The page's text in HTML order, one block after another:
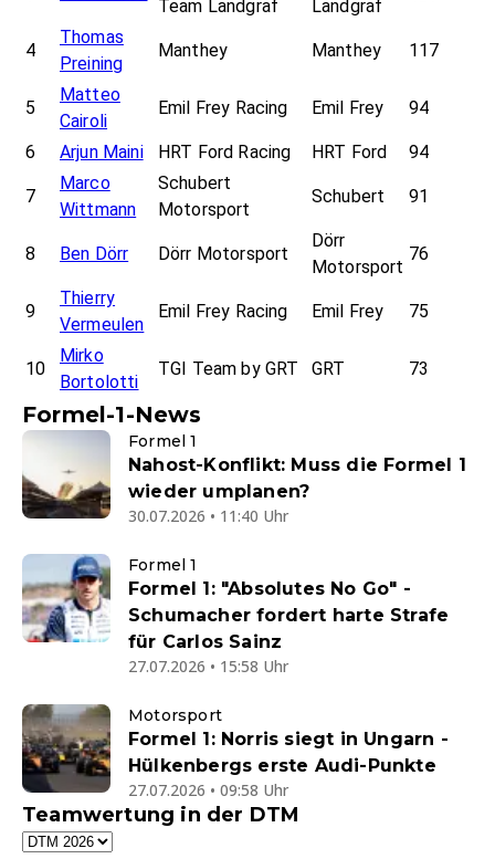
Team Landgraf
Landgraf
4
Thomas
Preining
Manthey Manthey 117
5
Matteo
Cairoli
Emil Frey Racing Emil Frey 94
6 Arjun Maini HRT Ford Racing HRT Ford 94
7
Marco
Wittmann
Schubert
Motorsport
Schubert 91
8 Ben Dörr Dörr Motorsport
Dörr
Motorsport
76
9
Thierry
Vermeulen
Emil Frey Racing Emil Frey 75
10
Mirko
Bortolotti
TGI Team by GRT GRT 73
Formel-1-News
Formel 1
Nahost-Konflikt: Muss die Formel 1
wieder umplanen?
30.07.2026 • 11:40 Uhr
Formel 1
Formel 1: "Absolutes No Go" -
Schumacher fordert harte Strafe
für Carlos Sainz
27.07.2026 • 15:58 Uhr
Motorsport
Formel 1: Norris siegt in Ungarn -
Hülkenbergs erste Audi-Punkte
27.07.2026 • 09:58 Uhr
Teamwertung in der DTM